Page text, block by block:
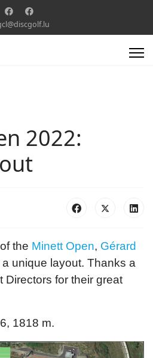
2022:
the Minett Open, Gérard
unique layout. Thanks a
Directors for their great
1818 m.